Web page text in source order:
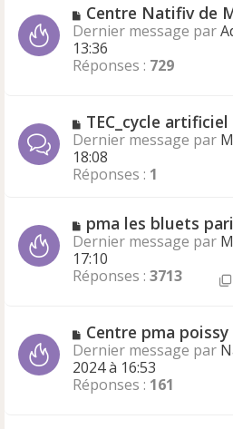
Centre Natifiv de
Dernier message par
13:36
Réponses : 729
TEC_cycle artificiel
Dernier message par
18:08
Réponses : 1
pma les bluets
Dernier message par
17:10
Réponses : 3713
Centre pma poissy
Dernier message par
2024 à 16:53
Réponses : 161